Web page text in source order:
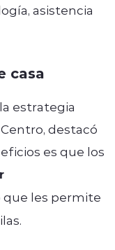
asistencia
casa
estrategia
destacó
es que los
que les permite